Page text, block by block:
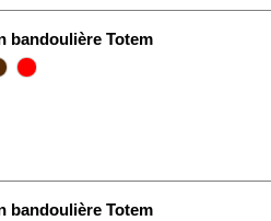
bandoulière Totem
bandoulière Totem